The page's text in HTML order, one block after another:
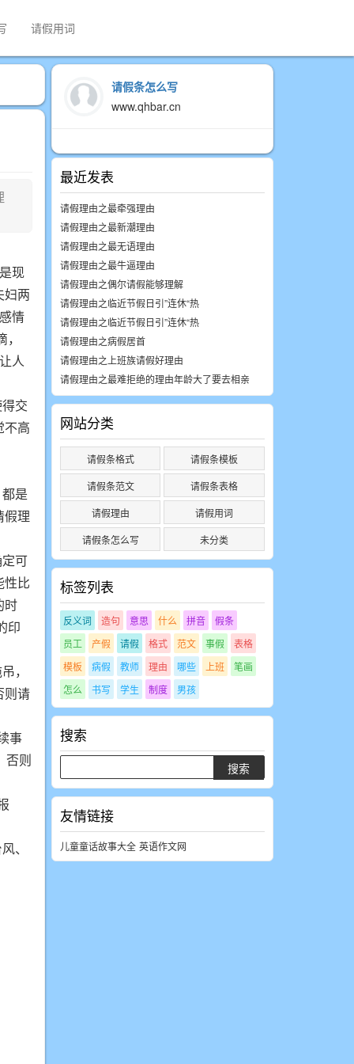
请假用词
现
妇两
情
人
交
不高
是
假理
可
性比
时
印
，
则请
事
否则
、
请假条怎么写
www.qhbar.cn
最近发表
请假理由之最牵强理由
请假理由之最新潮理由
请假理由之最无语理由
请假理由之最牛逼理由
请假理由之偶尔请假能够理解
请假理由之临近节假日引”连休“热
请假理由之临近节假日引”连休“热
请假理由之病假居首
请假理由之上班族请假好理由
请假理由之最难拒绝的理由年龄大了要去相亲
网站分类
请假条格式
请假条模板
请假条范文
请假条表格
请假理由
请假用词
请假条怎么写
未分类
标签列表
反义词 造句 意思 什么 拼音
假条
员工
产假 请假 格式 范文 事假
表格
模板
病假 教师 理由 哪些 上班
笔画
怎么
书写 学生 制度 男孩
搜索
友情链接
儿童童话故事大全 英语作文网